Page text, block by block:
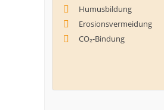
Humusbildung
Erosionsvermeidung
CO₂-Bindung